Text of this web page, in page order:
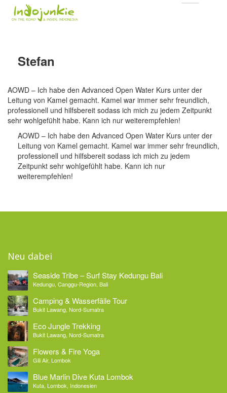
Stefan
AOWD – Ich habe den Advanced Open Water Kurs unter der
Leitung von Kamel gemacht. Kamel war immer sehr freundlich,
professionell und hilfsbereit sodass ich mich zu jedem Zeitpunkt
sehr wohlgefühlt habe. Kann ich nur weiterempfehlen!
AOWD – Ich habe den Advanced Open Water Kurs unter der
Leitung von Kamel gemacht. Kamel war immer sehr freundlich,
professionell und hilfsbereit sodass ich mich zu jedem
Zeitpunkt sehr wohlgefühlt habe. Kann ich nur
weiterempfehlen!
Neu dabei
Seaside Tribe – Surf Stay Kedungu Bali
Kedungu, Canggu-Region, Bali
Camping & Wasserfälle Tour
Bukit Lawang, Nord-Sumatra
Eco Jungle Trekking
Bukit Lawang, Nord-Sumatra
Flowers & Fire Yoga
Gili Air, Lombok
Blue Marlin Dive Kuta Lombok
Kuta, Lombok, Indonesien